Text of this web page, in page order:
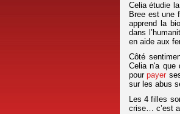
Celia étudie
Bree est une
apprend la
dans
en aide aux
Côté
Celia n'a que
pourpayer
sur les abus
Les 4 filles
crise… c’est